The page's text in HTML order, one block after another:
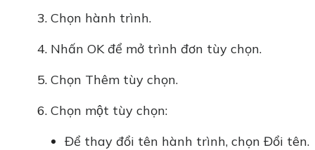
Chọn hành trình.
Nhấn OK để mở trình đơn tùy chọn.
Chọn Thêm tùy chọn.
Chọn một tùy chọn:
Để thay đổi tên hành trình, chọn Đổi tên.